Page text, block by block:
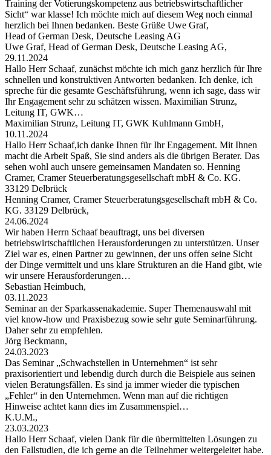
Training der Votierungskompetenz aus betriebswirtschaftlicher
Sicht“ war klasse! Ich möchte mich auf diesem Weg noch einmal
herzlich bei Ihnen bedanken. Beste Grüße Uwe Graf,
Head of German Desk, Deutsche Leasing AG
Uwe Graf, Head of German Desk, Deutsche Leasing AG,
29.11.2024
Hallo Herr Schaaf, zunächst möchte ich mich ganz herzlich für Ihre
schnellen und konstruktiven Antworten bedanken. Ich denke, ich
spreche für die gesamte Geschäftsführung, wenn ich sage, dass wir
Ihr Engagement sehr zu schätzen wissen. Maximilian Strunz,
Leitung IT, GWK…
Maximilian Strunz, Leitung IT, GWK Kuhlmann GmbH,
10.11.2024
Hallo Herr Schaaf,ich danke Ihnen für Ihr Engagement. Mit Ihnen
macht die Arbeit Spaß, Sie sind anders als die übrigen Berater. Das
sehen wohl auch unsere gemeinsamen Mandaten so. Henning
Cramer, Cramer Steuerberatungsgesellschaft mbH & Co. KG.
33129 Delbrück
Henning Cramer, Cramer Steuerberatungsgesellschaft mbH & Co.
KG. 33129 Delbrück,
24.06.2024
Wir haben Herrn Schaaf beauftragt, uns bei diversen
betriebswirtschaftlichen Herausforderungen zu unterstützen. Unser
Ziel war es, einen Partner zu gewinnen, der uns offen seine Sicht
der Dinge vermittelt und uns klare Strukturen an die Hand gibt, wie
wir unsere Herausforderungen…
Sebastian Heimbuch,
03.11.2023
Seminar an der Sparkassenakademie. Super Themenauswahl mit
viel know-how und Praxisbezug sowie sehr gute Seminarführung.
Daher sehr zu empfehlen.
Jörg Beckmann,
24.03.2023
Das Seminar „Schwachstellen in Unternehmen“ ist sehr
praxisorientiert und lebendig durch durch die Beispiele aus seinen
vielen Beratungsfällen. Es sind ja immer wieder die typischen
„Fehler“ in den Unternehmen. Wenn man auf die richtigen
Hinweise achtet kann dies im Zusammenspiel…
K.U.M.,
23.03.2023
Hallo Herr Schaaf, vielen Dank für die übermittelten Lösungen zu
den Fallstudien, die ich gerne an die Teilnehmer weitergeleitet habe.